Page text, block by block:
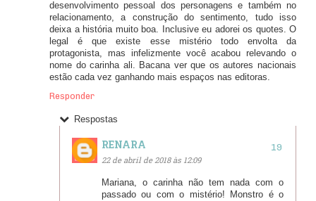
desenvolvimento pessoal dos personagens e também no
relacionamento, a construção do sentimento, tudo isso
deixa a história muito boa. Inclusive eu adorei os quotes. O
legal é que existe esse mistério todo envolta da
protagonista, mas infelizmente você acabou relevando o
nome do carinha ali. Bacana ver que os autores nacionais
estão cada vez ganhando mais espaços nas editoras.
Responder
Respostas
RENARA
22 de abril de 2018 às 12:09
Mariana, o carinha não tem nada com o
passado ou com o mistério! Monstro é o